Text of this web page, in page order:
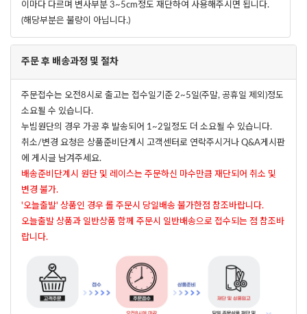
이마다 다르며 변사부분 3~5cm정도 재단하여 사용해주시면 됩니다.
(해당부분은 불량이 아닙니다.)
주문 후 배송과정 및 절차
주문접수는 오전8시로 출고는 접수일기준 2~5일(주말, 공휴일 제외)정도
소요될 수 있습니다.
누빔원단의 경우 가공 후 발송되어 1~2일정도 더 소요될 수 있습니다.
취소/변경 요청은 상품준비단계시 고객센터로 연락주시거나 Q&A게시판
에 게시글 남겨주세요.
배송준비단계시 원단 및 레이스는 주문하신 마수만큼 재단되어 취소 및
변경 불가.
'오늘출발' 상품인 경우 롤 주문시 당일배송 불가한점 참조바랍니다.
오늘출발 상품과 일반상품 함께 주문시 일반배송으로 접수되는 점 참조바
랍니다.